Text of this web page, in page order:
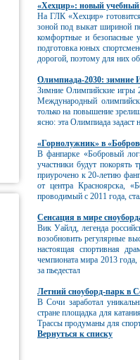
«Хехцир»: новый
На ГЛК «Хехцир»
зоной под выкат шириной
комфортные и безопасные
подготовка юных
дорогой, поэтому для них
Олимпиада‑2030: зимние
Зимние Олимпийские игры
Международный
только на повышение
ясно: эта Олимпиада
«Горнолужник» в
В фанпарке «Бобровый
участники будут
приурочено к 20‑летию
от центра Красноярска,
проводимый с 2011 года,
Сенсация в мире
Вик Уайлд, легенда
возобновить регулярные
настоящая спортивная
чемпионата мира 2013
за пьедестал
Летний сноуборд‑парк в
В Сочи заработал
стране площадка для
Трассы продуманы для
Вернуться к списку